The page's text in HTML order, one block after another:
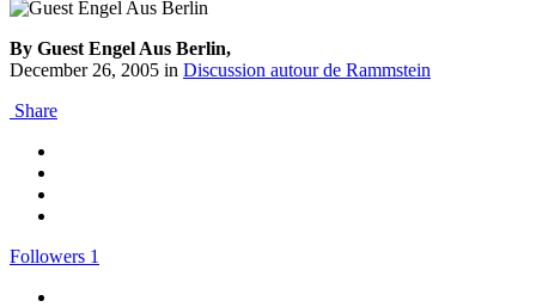
By Guest Engel Aus Berlin,
December 26, 2005 in Discussion autour de Rammstein
Share
Followers 1